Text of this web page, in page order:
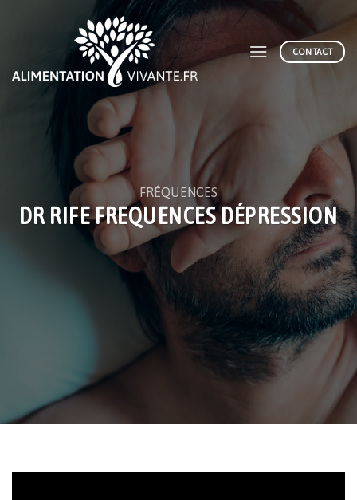
CONTACT
FRÉQUENCES
DR RIFE FREQUENCES DÉPRESSION